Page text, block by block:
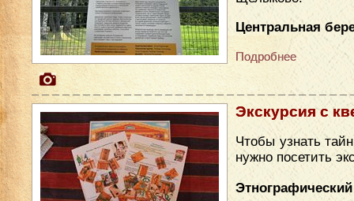
Центральная
Подробнее
Экскурсия с
Чтобы узнать
нужно посетить